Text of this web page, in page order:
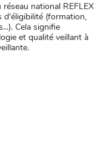
national REFLEX
d'éligibilité (formation,
Cela signifie
et qualité veillant à